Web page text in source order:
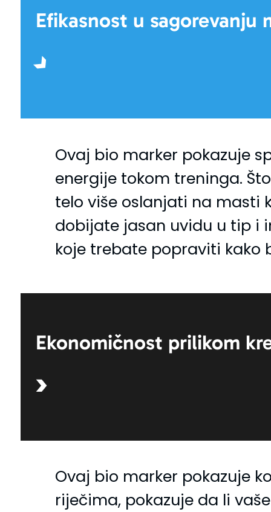
Efikasnost u sagorevanju
Ovaj bio marker pokazuje
energije tokom treninga.
telo više oslanjati na masti
dobijate jasan uvidu u tip i
koje trebate popraviti kako
Ekonomičnost prilikom
Ovaj bio marker pokazuje
riječima, pokazuje da li